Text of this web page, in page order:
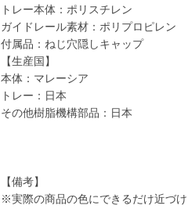
トレー本体：ポリスチレン
ガイドレール素材：ポリプロピレン
付属品：ねじ穴隠しキャップ
【生産国】
本体：マレーシア
トレー：日本
その他樹脂機構部品：日本
【備考】
※実際の商品の色にできるだけ近づ